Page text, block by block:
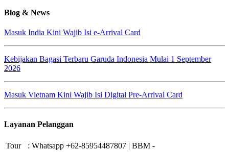
Blog & News
Masuk India Kini Wajib Isi e-Arrival Card
Kebijakan Bagasi Terbaru Garuda Indonesia Mulai 1 September
2026
Masuk Vietnam Kini Wajib Isi Digital Pre-Arrival Card
Layanan Pelanggan
Tour : Whatsapp +62-85954487807 | BBM -